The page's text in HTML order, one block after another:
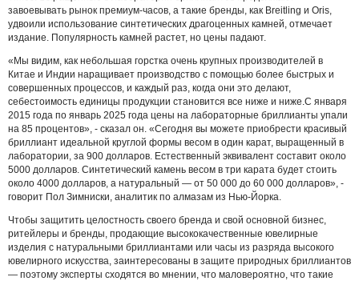
завоевывать рынок премиум-часов, а такие бренды, как Breitling и Oris,
удвоили использование синтетических драгоценных камней, отмечает
издание. Популярность камней растет, но цены падают.
«Мы видим, как небольшая горстка очень крупных производителей в
Китае и Индии наращивает производство с помощью более быстрых и
совершенных процессов, и каждый раз, когда они это делают,
себестоимость единицы продукции становится все ниже и ниже.С января
2015 года по январь 2025 года цены на лабораторные бриллианты упали
на 85 процентов», - сказал он. «Сегодня вы можете приобрести красивый
бриллиант идеальной круглой формы весом в один карат, выращенный в
лаборатории, за 900 долларов. Естественный эквивалент составит около
5000 долларов. Синтетический камень весом в три карата будет стоить
около 4000 долларов, а натуральный — от 50 000 до 60 000 долларов», -
говорит Пол Зимниски, аналитик по алмазам из Нью-Йорка.
Чтобы защитить целостность своего бренда и свой основной бизнес,
ритейлеры и бренды, продающие высококачественные ювелирные
изделия с натуральными бриллиантами или часы из разряда высокого
ювелирного искусства, заинтересованы в защите природных бриллиантов
— поэтому эксперты сходятся во мнении, что маловероятно, что такие